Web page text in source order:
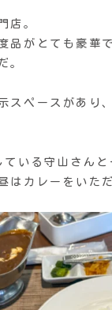
店。
品がとても豪華
。
スペースがあり
ている守山さん
はカレーをいた